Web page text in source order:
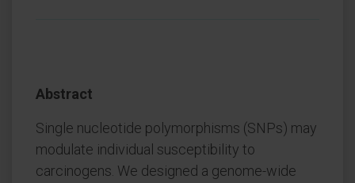
Abstract
Single nucleotide polymorphisms (SNPs) may
modulate individual susceptibility to
carcinogens. We designed a genome-wide